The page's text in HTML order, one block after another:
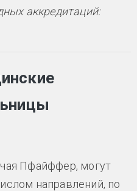
аккредитаций:
Пфайффер, могут
направлений, по